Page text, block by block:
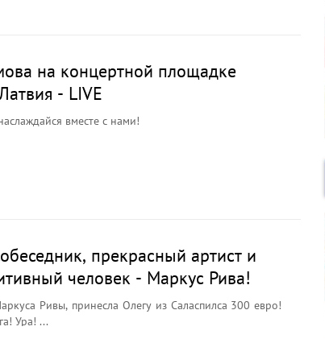
на концертной площадке
- LIVE
вместе с нами!
прекрасный артист и
человек - Маркус Рива!
Ривы, принесла Олегу из Саласпилса 300 евро!
Ура! ...
НОВЫЙ ГОД в деталях